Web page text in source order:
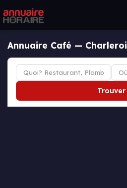
Annuaire Café — Charleroi
Trouver